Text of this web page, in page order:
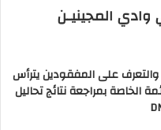
المجينيـن
على المفقودين يترأس
الخاصة بمراجعة نتائج تحاليل